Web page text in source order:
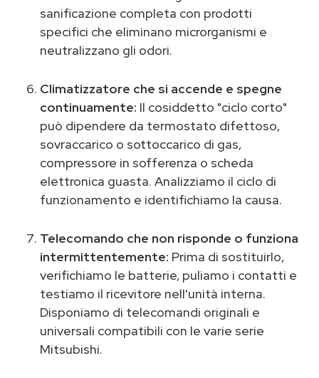
sanificazione completa con prodotti
specifici che eliminano microrganismi e
neutralizzano gli odori.
Climatizzatore che si accende e spegne
continuamente: Il cosiddetto "ciclo corto"
può dipendere da termostato difettoso,
sovraccarico o sottoccarico di gas,
compressore in sofferenza o scheda
elettronica guasta. Analizziamo il ciclo di
funzionamento e identifichiamo la causa.
Telecomando che non risponde o funziona
intermittentemente: Prima di sostituirlo,
verifichiamo le batterie, puliamo i contatti e
testiamo il ricevitore nell'unità interna.
Disponiamo di telecomandi originali e
universali compatibili con le varie serie
Mitsubishi.